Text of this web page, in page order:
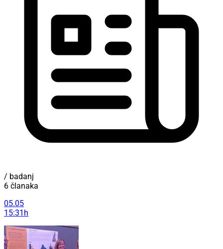
/ badanj
6 članaka
05.05
15:31h